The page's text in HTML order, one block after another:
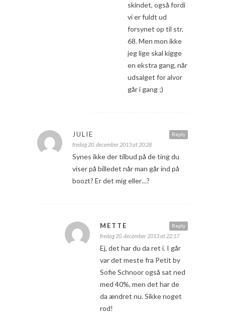
skindet, også fordi
vi er fuldt ud
forsynet op til str.
68. Men mon ikke
jeg lige skal kigge
en ekstra gang, når
udsalget for alvor
går i gang ;)
Reply
JULIE
fredag 20. december 2013 at 20:28
Synes ikke der tilbud på de ting du
viser på billedet når man går ind på
boozt? Er det mig eller…?
Reply
METTE
fredag 20. december 2013 at 22:17
Ej, det har du da ret i. I går
var det meste fra Petit by
Sofie Schnoor også sat ned
med 40%, men det har de
da ændret nu. Sikke noget
rod!